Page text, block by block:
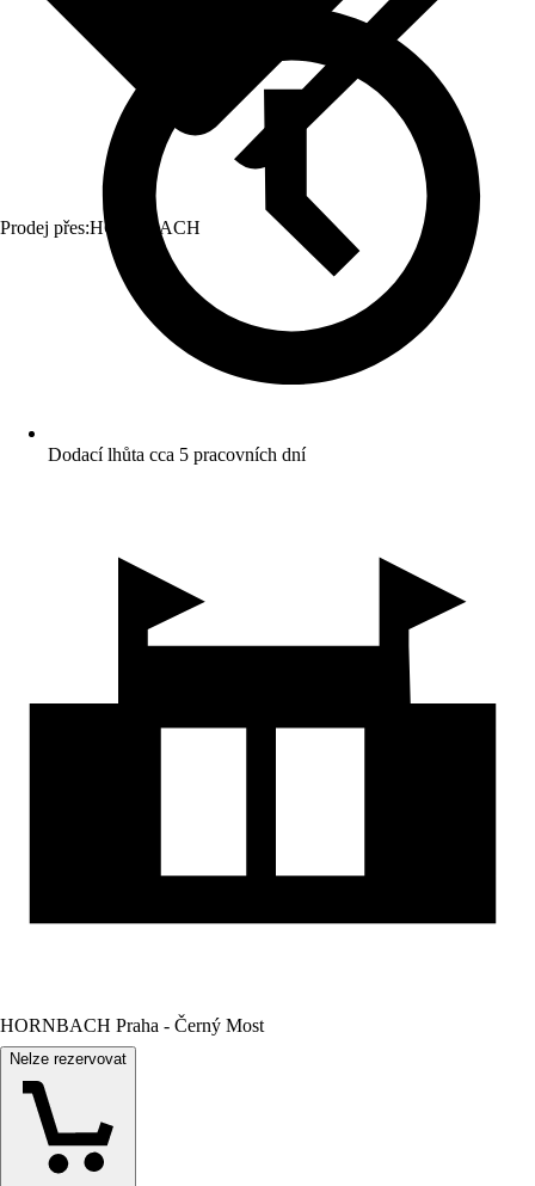
Prodej přes:HORNBACH
Dodací lhůta cca 5 pracovních dní
HORNBACH Praha - Černý Most
Nelze rezervovat